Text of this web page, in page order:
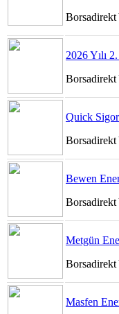
Borsadirekt
2026 Yılı
Borsadirekt
Quick
Borsadirekt
Bewen
Borsadirekt
Metgün
Borsadirekt
Masfen